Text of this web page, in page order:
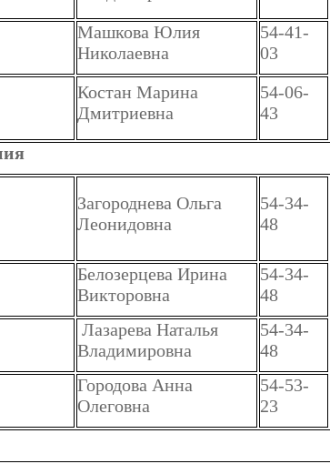
Машкова Юлия
Николаевна
54-41-
03
Костан Марина
Дмитриевна
54-06-
43
Загороднева Ольга
Леонидовна
54-34-
48
Белозерцева Ирина
Викторовна
54-34-
48
Лазарева Наталья
Владимировна
54-34-
48
Городова Анна
Олеговна
54-53-
23